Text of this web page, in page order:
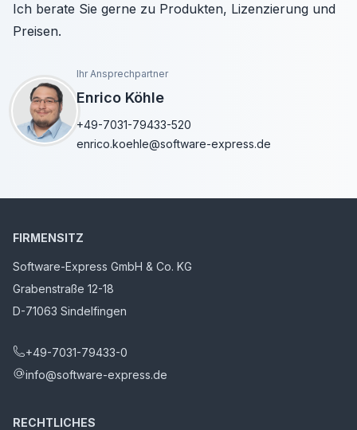
Ich berate Sie gerne zu Produkten, Lizenzierung und
Preisen.
Ihr Ansprechpartner
Enrico Köhle
+49-7031-79433-520
enrico.koehle@software-express.de
FIRMENSITZ
Software-Express GmbH & Co. KG
Grabenstraße 12-18
D-71063 Sindelfingen
+49-7031-79433-0
info@software-express.de
RECHTLICHES